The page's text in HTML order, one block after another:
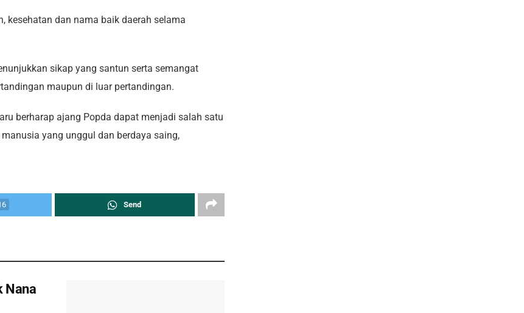
kesehatan dan nama baik daerah selama
sikap yang santun serta semangat
maupun di luar pertandingan.
berharap ajang Popda dapat menjadi salah satu
yang unggul dan berdaya saing,
Send
Nana